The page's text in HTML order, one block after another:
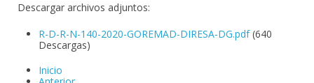
Descargar archivos adjuntos:
R-D-R-N-140-2020-GOREMAD-DIRESA-DG.pdf(640
Descargas)
Inicio